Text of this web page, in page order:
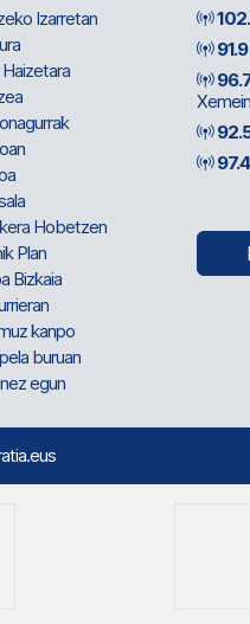
Izarretan
Hobetzen
Plan
Bizkaia
kanpo
buruan
egun
Xemein